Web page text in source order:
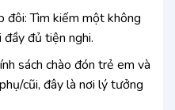
đôi: Tìm kiếm một không
đủ tiện nghi.
sách chào đón trẻ em và
cũi, đây là nơi lý tưởng